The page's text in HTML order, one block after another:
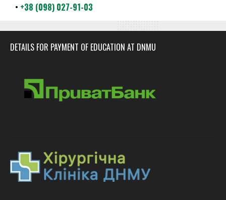
• +38 (098) 027-91-03
DETAILS FOR PAYMENT OF EDUCATION AT DNMU